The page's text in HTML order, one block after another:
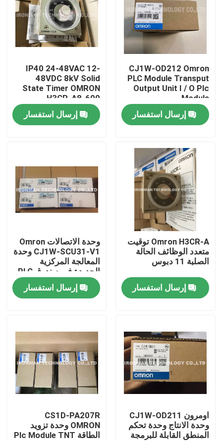
مسكن
منتجات
معلومات عنا
جولة في المعمل
مراقبة الجودة
أخبار
حالات
وحدة هانيويل PLC
CJ1W-OD212 Omron
PLC Module Transput
Output Unit I / O Plc
Module
إرسال استفسار
IP40 24-48VAC 12-
48VDC 8kV Solid
State Timer OMRON
H3CR-A8-600
إرسال استفسار
Omron H3CR-A توقيت
متعدد الوظائف الحالة
الصلبة 11 دبوس
إرسال استفسار
وحدة الاتصالات Omron
CJ1W-SCU31-V1 وحدة
المعالجة المركزية
الجديدة في صندوق PLC
إرسال استفسار
اومرون CJ1W-OD211
وحدة الانتاج وحدة تحكم
المنطق القابلة للبرمجة
CS1D-PA207R
OMRON وحدة تزويد
الطاقة Plc Module TNT